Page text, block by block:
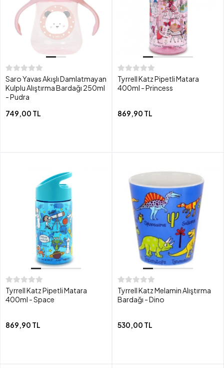
Saro Yavas Akışlı Damlatmayan
Kulplu Alıştırma Bardağı 250ml
- Pudra
749,00 TL
Tyrrell Katz Pipetli Matara
400ml - Princess
869,90 TL
Tyrrell Katz Pipetli Matara
400ml - Space
869,90 TL
Tyrrell Katz Melamin Alıştırma
Bardağı - Dino
530,00 TL